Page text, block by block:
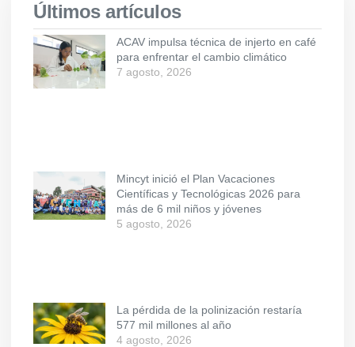
Últimos artículos
ACAV impulsa técnica de injerto en café
para enfrentar el cambio climático
7 agosto, 2026
Mincyt inició el Plan Vacaciones
Científicas y Tecnológicas 2026 para
más de 6 mil niños y jóvenes
5 agosto, 2026
La pérdida de la polinización restaría
577 mil millones al año
4 agosto, 2026